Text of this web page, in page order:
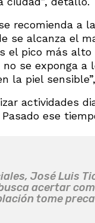
recomienda a
se alcanza el
el pico más alto
se exponga a
la piel
actividades
ese
José Luis
acertar
tome